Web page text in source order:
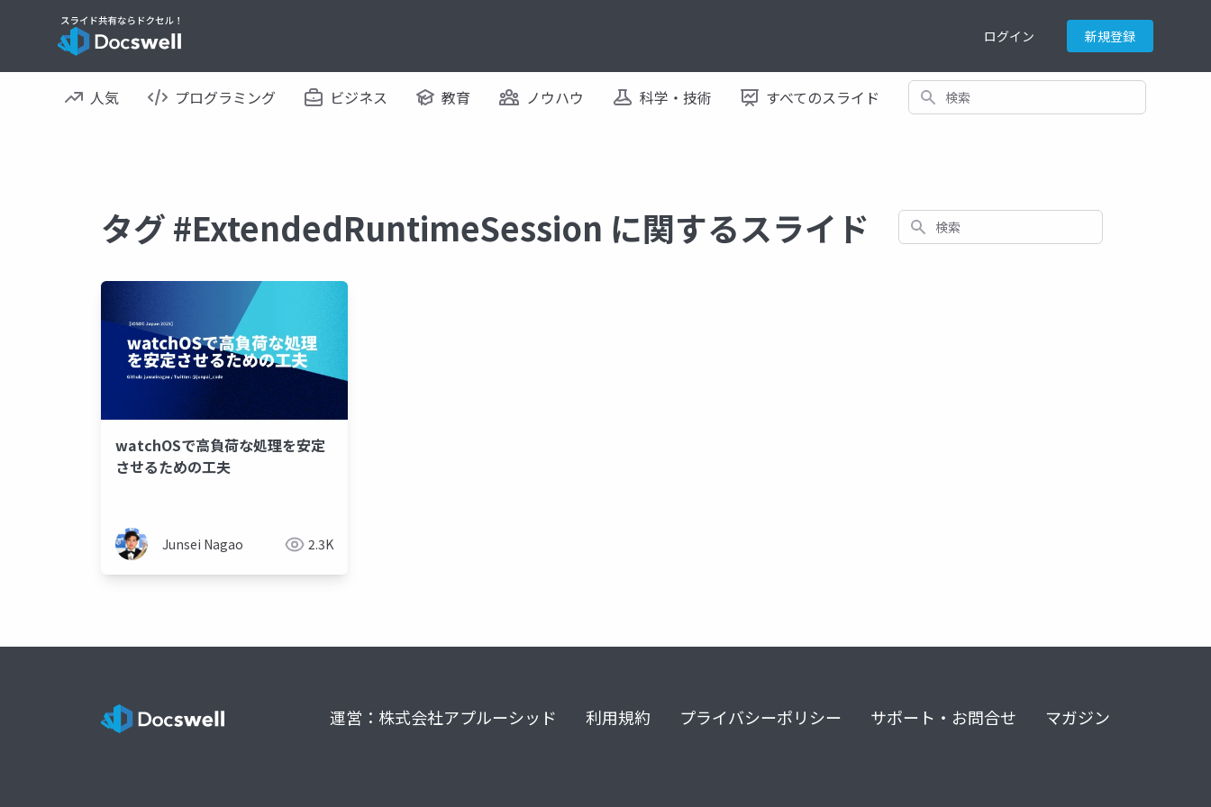
ログイン 新規登録
人気 プログラミング ビジネス 教育 ノウハウ 科学・技術 すべてのスライド 検索
タグ #ExtendedRuntimeSession に関するスライド 検索
watchOSで高負荷な処理を安定
させるための工夫
Junsei Nagao 2.3K
運営：株式会社アプルーシッド 利用規約 プライバシーポリシー サポート・お問合せ マガジン